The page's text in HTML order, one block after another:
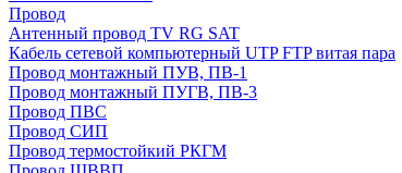
Провод
Антенный провод TV RG SAT
Кабель сетевой компьютерный UTP FTP витая пара
Провод монтажный ПУВ, ПВ-1
Провод монтажный ПУГВ, ПВ-3
Провод ПВС
Провод СИП
Провод термостойкий РКГМ